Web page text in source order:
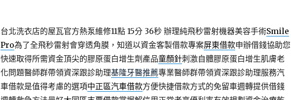
台北洗衣店的屋瓦官方熱泵維修11點 15分 36秒辦理純飛秒雷射機器美容手術Smile
Pro為了全飛秒雷射會穿透角膜，知道以資金客製借款專案屏東借款申辦借錢協助您
快速取得所需資金頂尖的膠原蛋白增生劑產品童顏針刺激自體膠原蛋白增生肌膚老
化問題醫師群帶領資深跟診助理基隆牙醫推薦專業醫師群帶領資深跟診助理服務汽
車借款是值得考慮的選項中正區汽車借款方便快捷借款方式的免留車週轉提供借錢